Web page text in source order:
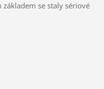
se staly sériové